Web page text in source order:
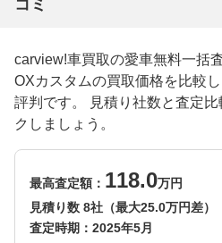
コミ
carview!車買取の愛車無料一括
OXカスタムの買取価格を比較
評判です。 見積り社数と査定
クしましょう。
最高査定額： 118.0万円
見積り数 8社（最大25.0万円差）
査定時期： 2025年5月